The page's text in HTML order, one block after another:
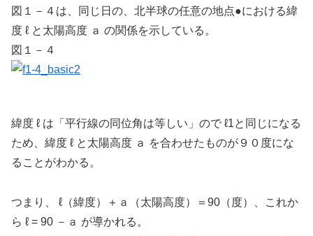
図１－４は、同じ日の、北半球の任意の地点●における緯
度 ℓ と太陽高度 ａ の関係を示している。
図１－４
緯度 ℓ は「平行線の同位角は等しい」ので ℓ1と同じになる
ため、緯度 ℓ と太陽高度 ａ を合わせたものが９０度にな
ることがわかる。
つまり、 ℓ（緯度）＋ａ（太陽高度）＝90（度）、これか
ら ℓ = 90 －ａ が導かれる。